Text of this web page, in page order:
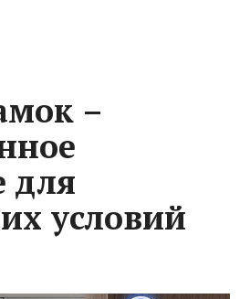
–
для
условий